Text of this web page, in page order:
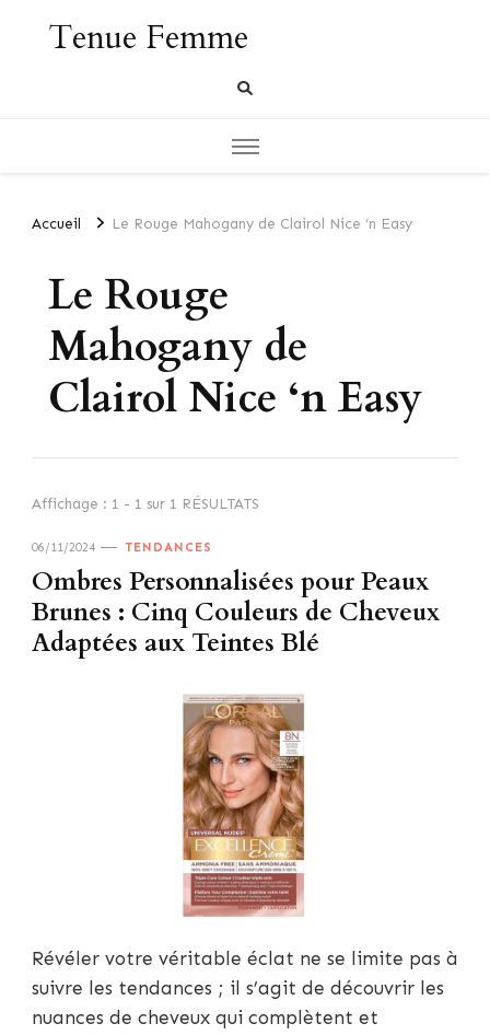
Tenue Femme
Accueil Le Rouge Mahogany de Clairol Nice ‘n Easy
Le Rouge
Mahogany de
Clairol Nice ‘n Easy
Affichage : 1 - 1 sur 1 RÉSULTATS
06/11/2024 TENDANCES
Ombres Personnalisées pour Peaux
Brunes : Cinq Couleurs de Cheveux
Adaptées aux Teintes Blé
Révéler votre véritable éclat ne se limite pas à
suivre les tendances ; il s’agit de découvrir les
nuances de cheveux qui complètent et